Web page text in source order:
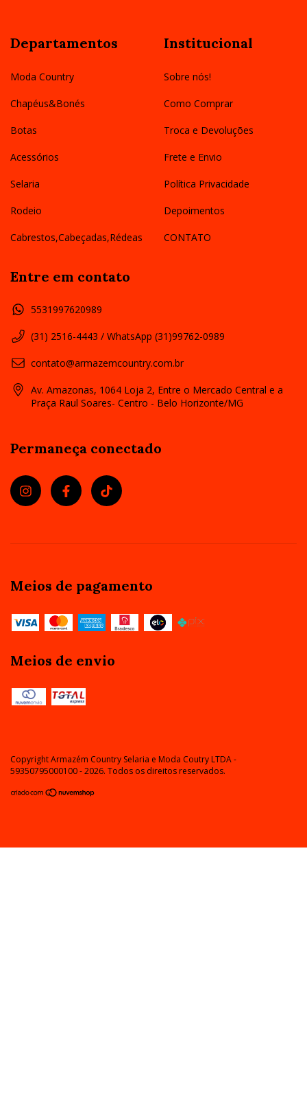
Departamentos
Moda Country
Chapéus&Bonés
Botas
Acessórios
Selaria
Rodeio
Cabrestos,Cabeçadas,Rédeas
Institucional
Sobre nós!
Como Comprar
Troca e Devoluções
Frete e Envio
Política Privacidade
Depoimentos
CONTATO
Entre em contato
5531997620989
(31) 2516-4443 / WhatsApp (31)99762-0989
contato@armazemcountry.com.br
Av. Amazonas, 1064 Loja 2, Entre o Mercado Central e a
Praça Raul Soares- Centro - Belo Horizonte/MG
Permaneça conectado
Meios de pagamento
Meios de envio
Copyright Armazém Country Selaria e Moda Coutry LTDA -
59350795000100 - 2026. Todos os direitos reservados.